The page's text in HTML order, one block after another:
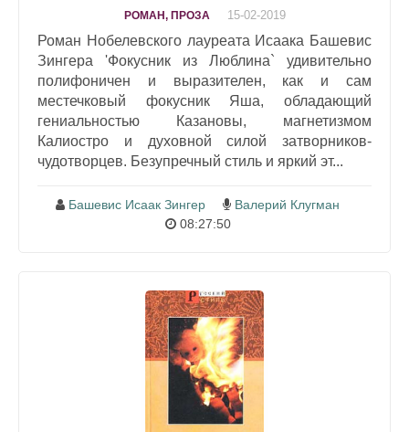
РОМАН, ПРОЗА 15-02-2019
Роман Нобелевского лауреата Исаака Башевис
Зингера 'Фокусник из Люблина` удивительно
полифоничен и выразителен, как и сам
местечковый фокусник Яша, обладающий
гениальностью Казановы, магнетизмом
Калиостро и духовной силой затворников-
чудотворцев. Безупречный стиль и яркий эт...
Башевис Исаак Зингер
Валерий Клугман
08:27:50